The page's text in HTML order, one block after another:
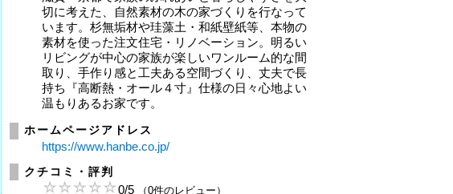
切に考えた、自然素材の木の家づくりを行なって
います。杉無垢材や珪藻土・和紙壁紙等、本物の
素材を使った注文住宅・リノベーション。明るい
リビングが中心の家族が楽しいワンルーム的な間
取り、手作り感と工夫ある空間づくり、丈夫で長
持ち『高断熱・オール４寸』仕様の日々心地よい
温もりあるお家です。
ホームページアドレス
https://www.hanbe.co.jp/
クチコミ・評判
0/5 （0件のレビュー）